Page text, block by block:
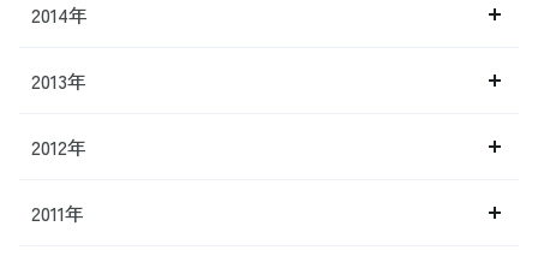
2014年
2013年
2012年
2011年